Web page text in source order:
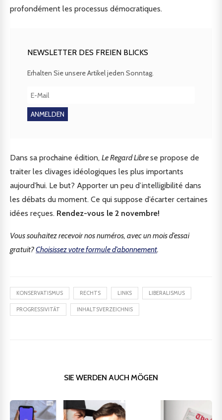
profondément les processus démocratiques.
NEWSLETTER DES FREIEN BLICKS
Erhalten Sie unsere Artikel jeden Sonntag.
Dans sa prochaine édition, Le Regard Librese propose de
traiter les clivages idéologiques les plus importants
aujourd’hui. Le but? Apporter un peu d’intelligibilité dans
les débats du moment. Ce qui suppose d’écarter certaines
idées reçues. Rendez-vous le 2 novembre!
Vous souhaitez recevoir nos numéros, avec un mois d’essai
gratuit?Choisissez votre formule d’abonnement.
KONSERVATISMUS RECHTS LINKS LIBERALISMUS
PROGRESSIVITÄT INHALTSVERZEICHNIS
SIE WERDEN AUCH MÖGEN